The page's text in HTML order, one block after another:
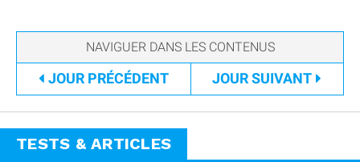
JOUR PRÉCÉDENT JOURSUIVANT
TESTS & ARTICLES